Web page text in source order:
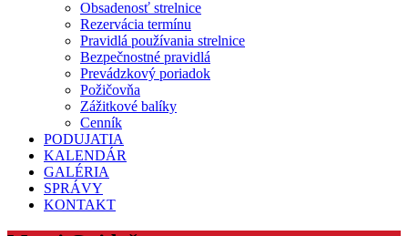
Obsadenosť strelnice
Rezervácia termínu
Pravidlá používania strelnice
Bezpečnostné pravidlá
Prevádzkový poriadok
Požičovňa
Zážitkové balíky
Cenník
PODUJATIA
KALENDÁR
GALÉRIA
SPRÁVY
KONTAKT